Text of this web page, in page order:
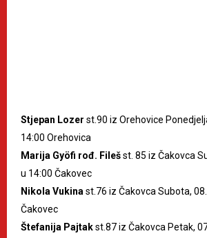
Stjepan Lozer st.90 iz Orehovice
14:00 Orehovica
Marija Gyöfi rođ. Filešst. 85 iz Čakovca
u 14:00 Čakovec
Nikola Vukina st.76 iz Čakovca Subota,
Čakovec
Štefanija Pajtakst.87 iz Čakovca Petak,